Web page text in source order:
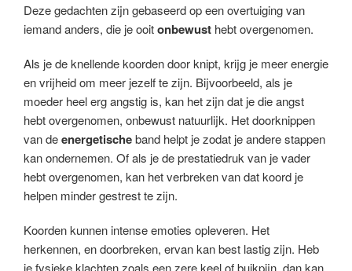
Deze gedachten zijn gebaseerd op een overtuiging van
iemand anders, die je ooitonbewust hebt overgenomen.
Als je de knellende koorden door knipt, krijg je meer energie
en vrijheid om meer jezelf te zijn. Bijvoorbeeld, als je
moeder heel erg angstig is, kan het zijn dat je die angst
hebt overgenomen, onbewust natuurlijk. Het doorknippen
van deenergetischeband helpt je zodat je andere stappen
kan ondernemen. Of als je de prestatiedruk van je vader
hebt overgenomen, kan het verbreken van dat koord je
helpen minder gestrest te zijn.
Koorden kunnen intense emoties opleveren. Het
herkennen, en doorbreken, ervan kan best lastig zijn. Heb
je fysieke klachten zoals een zere keel of buikpijn, dan kan